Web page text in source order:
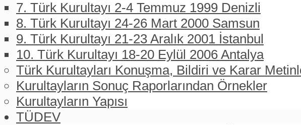
7. Türk Kurultayı 2-4 Temmuz 1999 Denizli
8. Türk Kurultayı 24-26 Mart 2000 Samsun
9. Türk Kurultayı 21-23 Aralık 2001 İstanbul
10. Türk Kurultayı 18-20 Eylül 2006 Antalya
Türk Kurultayları Konuşma, Bildiri ve Karar
Kurultayların Sonuç Raporlarından Örnekler
Kurultayların Yapısı
TÜDEV